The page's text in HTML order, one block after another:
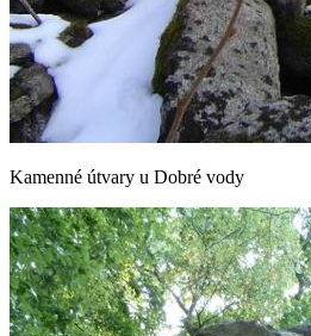
Kamenné útvary u Dobré vody